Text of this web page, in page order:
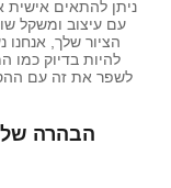
ניתן להתאים אישית
הציור שלך,
להיות בדיוק כמו
לשפר את זה עם
הבהרה של